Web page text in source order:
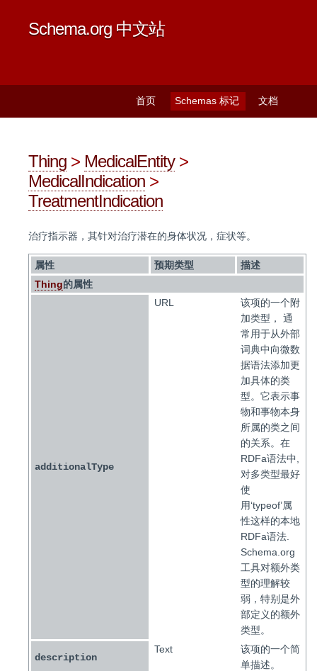
Schema.org 中文站
文档
Schemas 标记
首页
Thing > MedicalEntity>
MedicalIndication >
TreatmentIndication
治疗指示器，其针对治疗潜在的身体状况，症状等。
属性 预期类型
描述
Thing的属性
additionalType
URL
该项的一个附
加类型， 通
常用于从外部
词典中向微数
据语法添加更
加具体的类
型。它表示事
物和事物本身
所属的类之间
的关系。在
RDFa语法中,
对多类型最好
使
用‘typeof’属
性这样的本地
RDFa语法.
Schema.org
工具对额外类
型的理解较
弱，特别是外
部定义的额外
类型。
description
Text
该项的一个简
单描述。